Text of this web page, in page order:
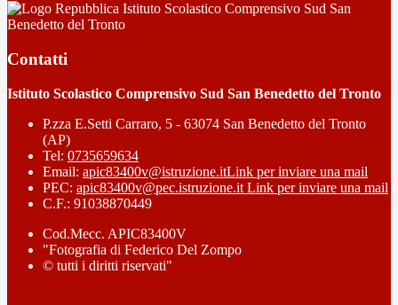
Istituto Scolastico Comprensivo Sud San
Benedetto del Tronto
Contatti
Istituto Scolastico Comprensivo Sud San Benedetto del Tronto
P.zza E.Setti Carraro, 5 - 63074 San Benedetto del Tronto
(AP)
Tel: 0735659634
Email: apic83400v@istruzione.itLink per inviare una mail
PEC: apic83400v@pec.istruzione.it Link per inviare una mail
C.F.: 91038870449
Cod.Mecc. APIC83400V
"Fotografia di Federico Del Zompo
© tutti i diritti riservati"